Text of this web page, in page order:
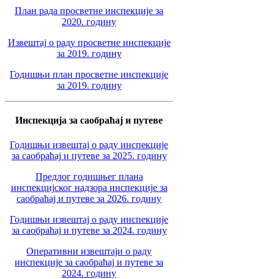
План рада просветне инспекције за
2020. годину
Извештај о раду просветне инспекције
за 2019. годину
Годишњи план просветне инспекције
за 2019. годину
Инспекција за саобраћај и путеве
Годишњи извештај о раду инспекције
за саобраћај и путеве за 2025. годину
Предлог годишњег плана
инспекцијског надзора инспекције за
саобраћај и путеве за 2026. годину
Годишњи извештај о раду инспекције
за саобраћај и путеве за 2024. годину
Оперативни извештаји о раду
инспекције за саобраћај и путеве за
2024. годину